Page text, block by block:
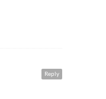
Reply